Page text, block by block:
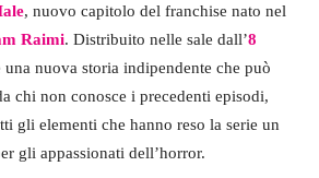
, nuovo capitolo del franchise nato nel
Raimi. Distribuito nelle sale dall’8
nuova storia indipendente che può
chi non conosce i precedenti episodi,
gli elementi che hanno reso la serie un
gli appassionati dell’horror.